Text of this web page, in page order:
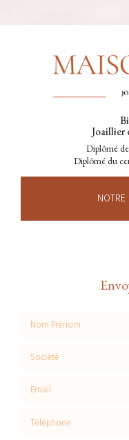
Joaillier
Diplômé
Diplômé du
NOTRE